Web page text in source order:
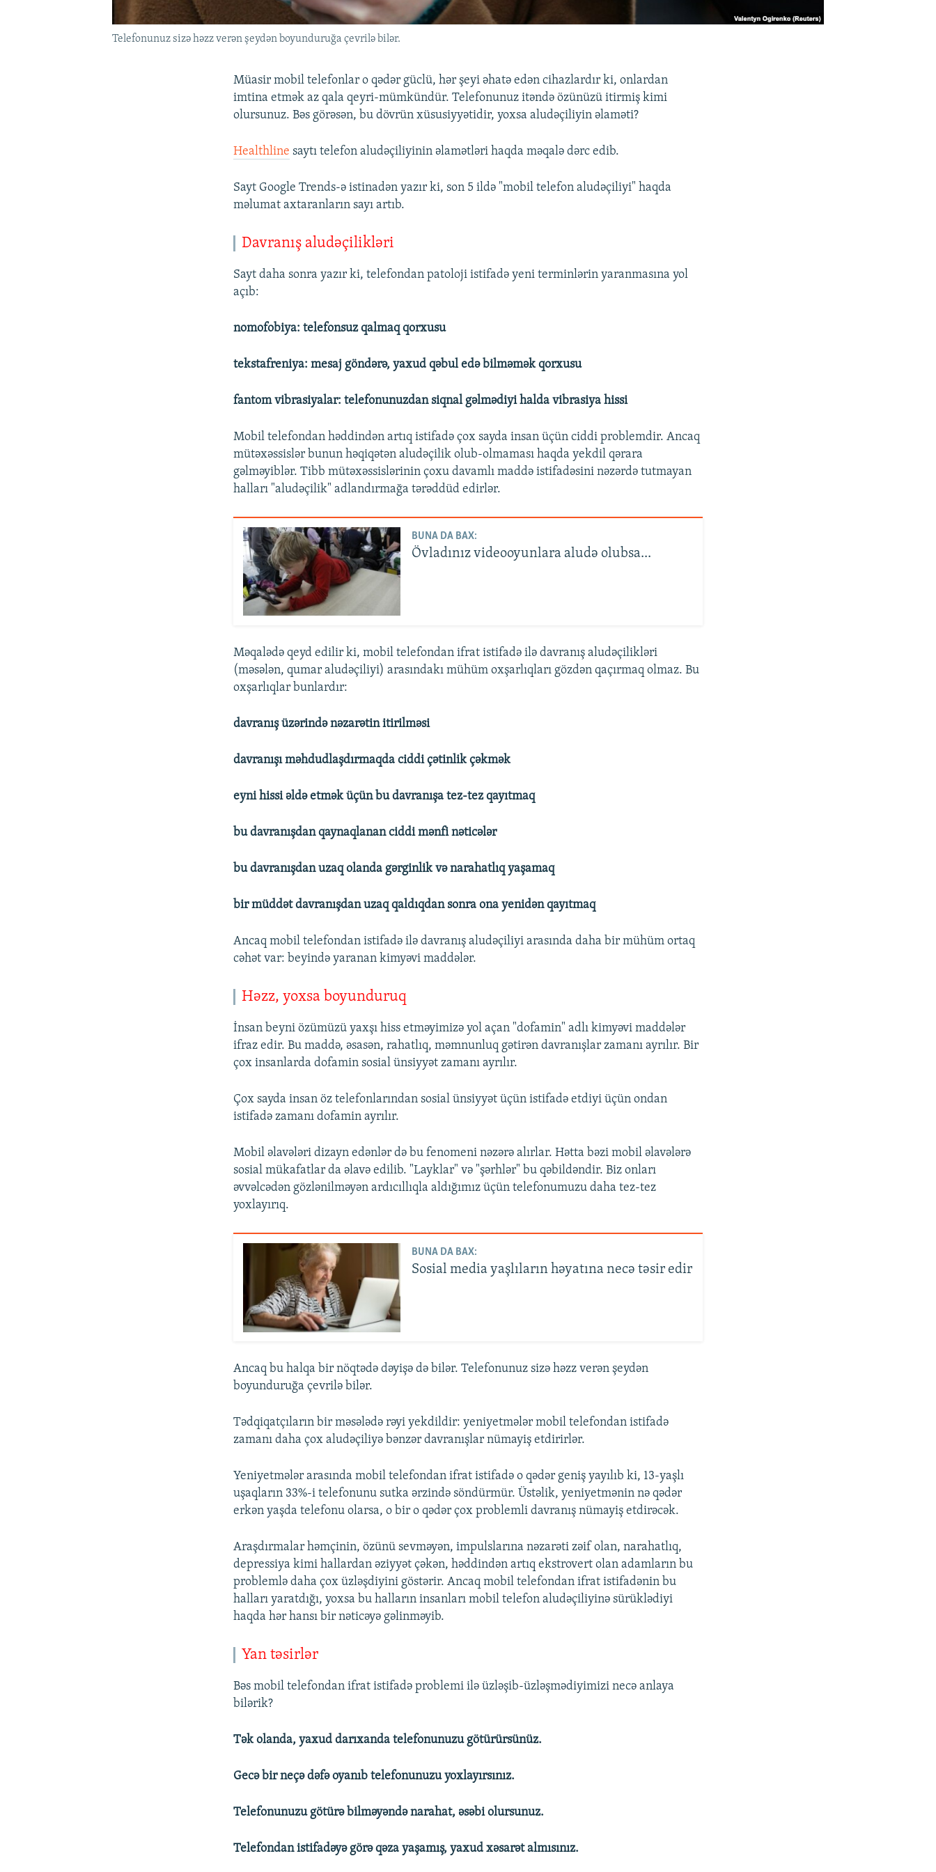
Telefonunuz sizə həzz verən şeydən boyunduruğa çevrilə bilər.
Müasir mobil telefonlar o qədər güclü, hər şeyi əhatə edən cihazlardır ki, onlardan
imtina etmək az qala qeyri-mümkündür. Telefonunuz itəndə özünüzü itirmiş kimi
olursunuz. Bəs görəsən, bu dövrün xüsusiyyətidir, yoxsa aludəçiliyin əlaməti?
Healthline saytı telefon aludəçiliyinin əlamətləri haqda məqalə dərc edib.
Sayt Google Trends-ə istinadən yazır ki, son 5 ildə "mobil telefon aludəçiliyi" haqda
məlumat axtaranların sayı artıb.
Davranış aludəçilikləri
Sayt daha sonra yazır ki, telefondan patoloji istifadə yeni terminlərin yaranmasına yol
açıb:
nomofobiya: telefonsuz qalmaq qorxusu
tekstafreniya: mesaj göndərə, yaxud qəbul edə bilməmək qorxusu
fantom vibrasiyalar: telefonunuzdan siqnal gəlmədiyi halda vibrasiya hissi
Mobil telefondan həddindən artıq istifadə çox sayda insan üçün ciddi problemdir. Ancaq
mütəxəssislər bunun həqiqətən aludəçilik olub-olmaması haqda yekdil qərara
gəlməyiblər. Tibb mütəxəssislərinin çoxu davamlı maddə istifadəsini nəzərdə tutmayan
halları "aludəçilik" adlandırmağa tərəddüd edirlər.
BUNA DA BAX:
Övladınız videooyunlara aludə olubsa...
Məqalədə qeyd edilir ki, mobil telefondan ifrat istifadə ilə davranış aludəçilikləri
(məsələn, qumar aludəçiliyi) arasındakı mühüm oxşarlıqları gözdən qaçırmaq olmaz. Bu
oxşarlıqlar bunlardır:
davranış üzərində nəzarətin itirilməsi
davranışı məhdudlaşdırmaqda ciddi çətinlik çəkmək
eyni hissi əldə etmək üçün bu davranışa tez-tez qayıtmaq
bu davranışdan qaynaqlanan ciddi mənfi nəticələr
bu davranışdan uzaq olanda gərginlik və narahatlıq yaşamaq
bir müddət davranışdan uzaq qaldıqdan sonra ona yenidən qayıtmaq
Ancaq mobil telefondan istifadə ilə davranış aludəçiliyi arasında daha bir mühüm ortaq
cəhət var: beyində yaranan kimyəvi maddələr.
Həzz, yoxsa boyunduruq
İnsan beyni özümüzü yaxşı hiss etməyimizə yol açan "dofamin" adlı kimyəvi maddələr
ifraz edir. Bu maddə, əsasən, rahatlıq, məmnunluq gətirən davranışlar zamanı ayrılır. Bir
çox insanlarda dofamin sosial ünsiyyət zamanı ayrılır.
Çox sayda insan öz telefonlarından sosial ünsiyyət üçün istifadə etdiyi üçün ondan
istifadə zamanı dofamin ayrılır.
Mobil əlavələri dizayn edənlər də bu fenomeni nəzərə alırlar. Hətta bəzi mobil əlavələrə
sosial mükafatlar da əlavə edilib. "Layklar" və "şərhlər" bu qəbildəndir. Biz onları
əvvəlcədən gözlənilməyən ardıcıllıqla aldığımız üçün telefonumuzu daha tez-tez
yoxlayırıq.
BUNA DA BAX:
Sosial media yaşlıların həyatına necə təsir edir
Ancaq bu halqa bir nöqtədə dəyişə də bilər. Telefonunuz sizə həzz verən şeydən
boyunduruğa çevrilə bilər.
Tədqiqatçıların bir məsələdə rəyi yekdildir: yeniyetmələr mobil telefondan istifadə
zamanı daha çox aludəçiliyə bənzər davranışlar nümayiş etdirirlər.
Yeniyetmələr arasında mobil telefondan ifrat istifadə o qədər geniş yayılıb ki, 13-yaşlı
uşaqların 33%-i telefonunu sutka ərzində söndürmür. Üstəlik, yeniyetmənin nə qədər
erkən yaşda telefonu olarsa, o bir o qədər çox problemli davranış nümayiş etdirəcək.
Araşdırmalar həmçinin, özünü sevməyən, impulslarına nəzarəti zəif olan, narahatlıq,
depressiya kimi hallardan əziyyət çəkən, həddindən artıq ekstrovert olan adamların bu
problemlə daha çox üzləşdiyini göstərir. Ancaq mobil telefondan ifrat istifadənin bu
halları yaratdığı, yoxsa bu halların insanları mobil telefon aludəçiliyinə sürüklədiyi
haqda hər hansı bir nəticəyə gəlinməyib.
Yan təsirlər
Bəs mobil telefondan ifrat istifadə problemi ilə üzləşib-üzləşmədiyimizi necə anlaya
bilərik?
Tək olanda, yaxud darıxanda telefonunuzu götürürsünüz.
Gecə bir neçə dəfə oyanıb telefonunuzu yoxlayırsınız.
Telefonunuzu götürə bilməyəndə narahat, əsəbi olursunuz.
Telefondan istifadəyə görə qəza yaşamış, yaxud xəsarət almısınız.